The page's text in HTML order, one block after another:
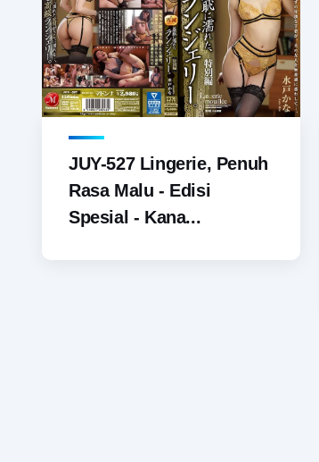
JUY-527 Lingerie, Penuh
Rasa Malu - Edisi
Spesial - Kana...